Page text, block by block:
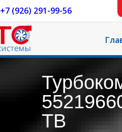
+7 (926) 291-99-56
TB